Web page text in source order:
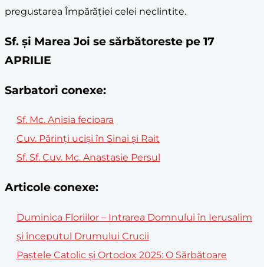
pregustarea Împărăției celei neclintite.
Sf. și Marea Joi se sărbătoreste pe 17
APRILIE
Sarbatori conexe:
Sf. Mc. Anisia fecioara
Cuv. Părinţi ucişi în Sinai şi Rait
Sf. Sf. Cuv. Mc. Anastasie Persul
Articole conexe:
Duminica Floriilor – Intrarea Domnului în Ierusalim
și începutul Drumului Crucii
Paștele Catolic și Ortodox 2025: O Sărbătoare